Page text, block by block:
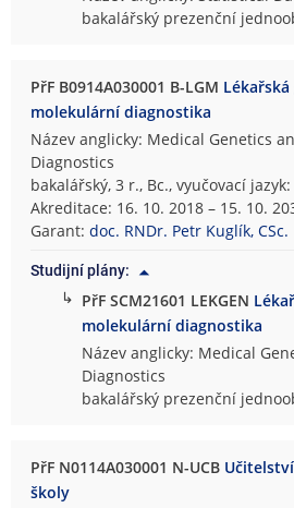
bakalářský prezenční
PřF B0914A030001 B-LGM
molekulární diagnostika
Název anglicky: Medical Genetics
Diagnostics
bakalářský, 3 r., Bc., vyučovací
Akreditace: 16. 10. 2018 – 15. 10.
Garant:doc. RNDr. Petr Kuglík, CSc.
Studijní plány:
↳ PřF SCM21601 LEKGEN
molekulární diagnostika
Název anglicky: Medical
Diagnostics
bakalářský prezenční
PřF N0114A030001 N-UCB
školy